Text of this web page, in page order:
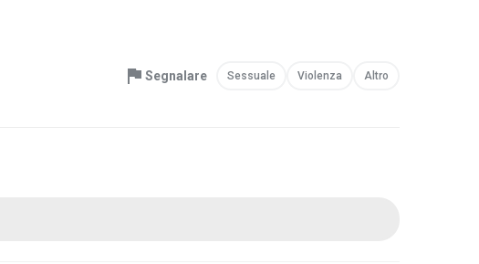
Segnalare Sessuale Violenza Altro